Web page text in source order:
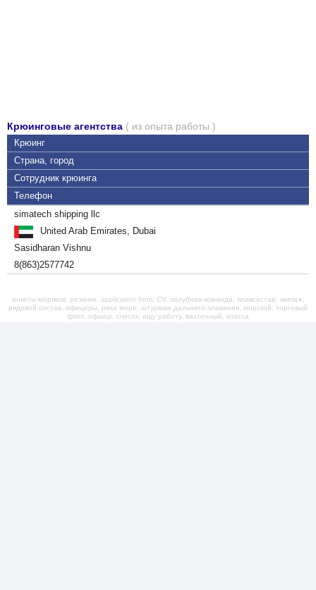
Крюинговые агентства ( из опыта работы )
Крюинг
Страна, город
Сотрудник крюинга
Телефон
simatech shipping llc
United Arab Emirates, Dubai
Sasidharan Vishnu
8(863)2577742
анкеты моряков, резюме, application form, CV, палубная команда, плавсостав, экипаж,
рядовой состав, офицеры, река море, штурман дальнего плавания, морской, торговый
флот, офшор, список, ищу работу, вахтенный, класса